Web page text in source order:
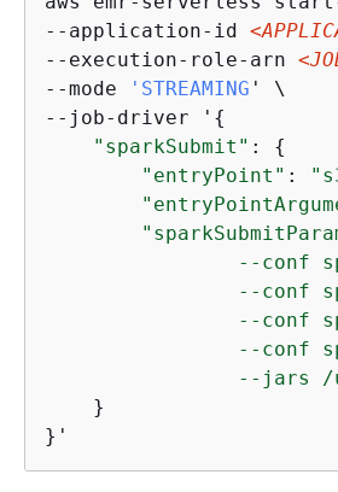
--application-id
--execution-role-arn
--mode
'STREAMING ' \
--job-driver ' {
"sparkSubmit" : {
"entryPoint" :
--conf
--conf
--conf
--conf
--jars
    }
}'